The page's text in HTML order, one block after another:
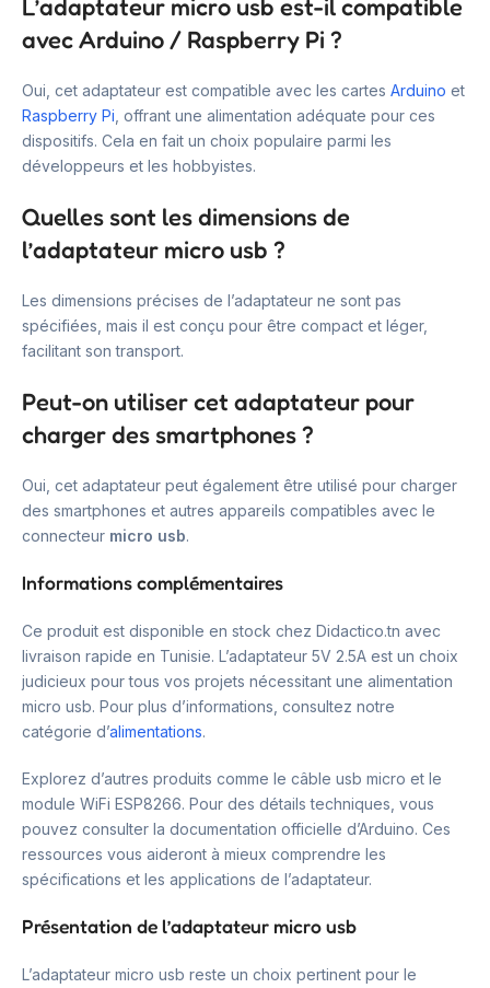
L’adaptateur micro usb est-il compatible
avec Arduino / Raspberry Pi ?
Oui, cet adaptateur est compatible avec les cartes Arduino et
Raspberry Pi , offrant une alimentation adéquate pour ces
dispositifs. Cela en fait un choix populaire parmi les
développeurs et les hobbyistes.
Quelles sont les dimensions de
l’adaptateur micro usb ?
Les dimensions précises de l’adaptateur ne sont pas
spécifiées, mais il est conçu pour être compact et léger,
facilitant son transport.
Peut-on utiliser cet adaptateur pour
charger des smartphones ?
Oui, cet adaptateur peut également être utilisé pour charger
des smartphones et autres appareils compatibles avec le
connecteur micro usb.
Informations complémentaires
Ce produit est disponible en stock chez Didactico.tn avec
livraison rapide en Tunisie. L’adaptateur 5V 2.5A est un choix
judicieux pour tous vos projets nécessitant une alimentation
micro usb. Pour plus d’informations, consultez notre
catégorie d’alimentations.
Explorez d’autres produits comme le câble usb micro et le
module WiFi ESP8266. Pour des détails techniques, vous
pouvez consulter la documentation officielle d’Arduino. Ces
ressources vous aideront à mieux comprendre les
spécifications et les applications de l’adaptateur.
Présentation de l’adaptateur micro usb
L’adaptateur micro usb reste un choix pertinent pour le